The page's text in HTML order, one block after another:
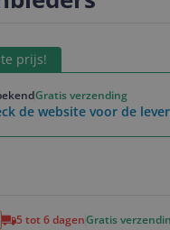
prijs!
Gratis verzending
de website voor de
5 tot 6 dagenGratis